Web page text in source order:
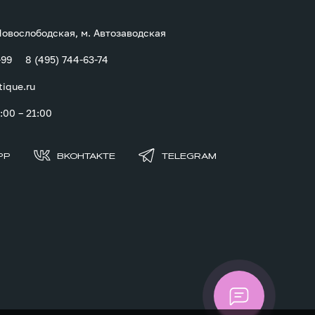
м. Автозаводская
8 (495) 744-63-74
– 21:00
ВКОНТАКТЕ TELEGRAM